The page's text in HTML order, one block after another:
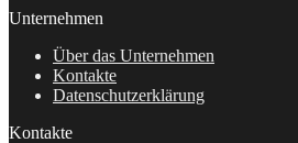
Unternehmen
Über das Unternehmen
Kontakte
Datenschutzerklärung
Kontakte